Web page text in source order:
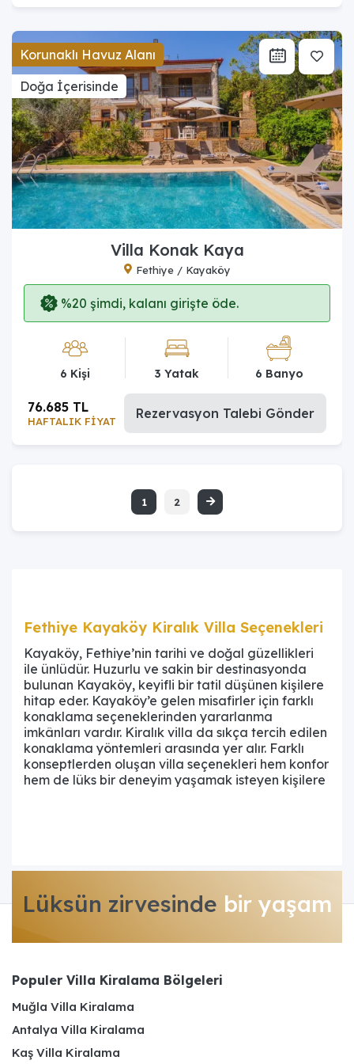
Korunaklı Havuz Alanı
Doğa İçerisinde
Villa Konak Kaya
Fethiye / Kayaköy
%20 şimdi, kalanı girişte öde.
6 Kişi 3 Yatak 6 Banyo
HAFTALIK FİYAT
76.685 TL Rezervasyon Talebi Gönder
1 2
Fethiye Kayaköy Kiralık Villa Seçenekleri
Kayaköy, Fethiye’nin tarihi ve doğal güzellikleri
ile ünlüdür. Huzurlu ve sakin bir destinasyonda
bulunan Kayaköy, keyifli bir tatil düşünen kişilere
hitap eder. Kayaköy’e gelen misafirler için farklı
konaklama seçeneklerinden yararlanma
imkânları vardır. Kiralık villa da sıkça tercih edilen
konaklama yöntemleri arasında yer alır. Farklı
konseptlerden oluşan villa seçenekleri hem konfor
hem de lüks bir deneyim yaşamak isteyen kişilere
sunduğumuz geniş villa seçeneklerine göz atabilir,
yaşayabilirsiniz.
Kayaköy'de Villa Kiralamanın Avantajları
Fethiye Kayaköy kiralık villa
seçenekleri, tatilini
huzurlu ve konforlu şekilde geçirmek isteyen
kişilere hitap eder. Bölgede farklı niteliklerden
seçeneklerinde bulunan özel havuz ve bahçe, tatil
sürecinde mahremiyete önem veren kişilere hitap
Lüksün zirvesinde bir yaşam
Populer Villa Kiralama Bölgeleri
Muğla Villa Kiralama
Antalya Villa Kiralama
Kaş Villa Kiralama